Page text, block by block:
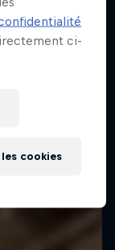
vers le
ci-
cookies